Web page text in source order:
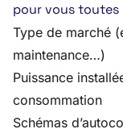
pour vous toutes
Type de marché
maintenance…)
Puissance
consommation
Schémas